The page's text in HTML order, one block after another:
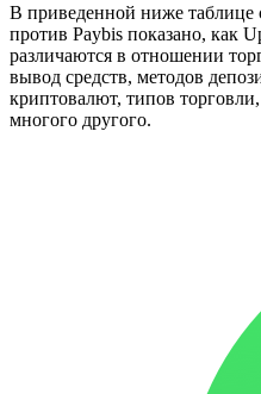
В приведенной ниже таблице
против Paybis показано, как
различаются в отношении
вывод средств, методов
криптовалют, типов
многого другого.